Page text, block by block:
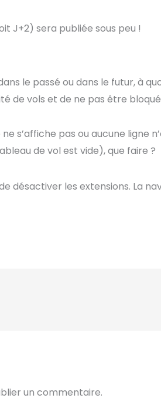
J+2) sera publiée sous peu !
le passé ou dans le futur, à
de vols et de ne pas être
s’affiche pas ou aucune ligne
de vol est vide), que faire ?
désactiver les extensions. La
un commentaire.